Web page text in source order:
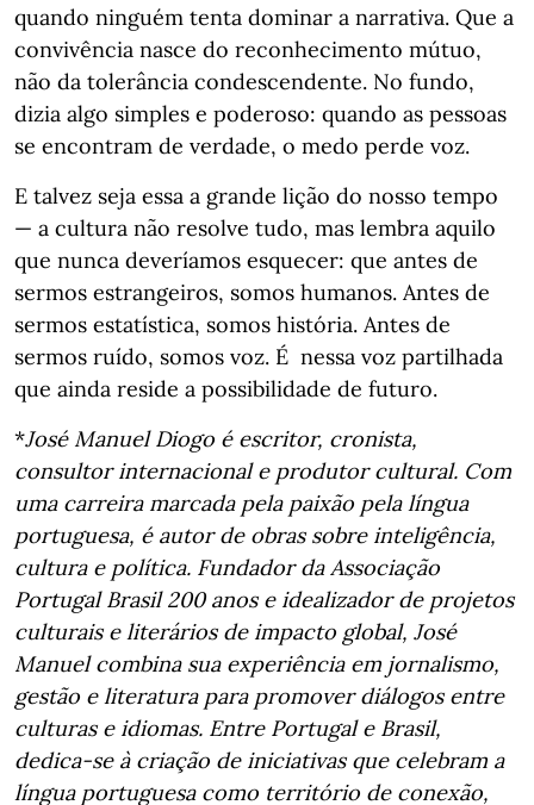
quando ninguém tenta dominar a narrativa. Que a
convivência nasce do reconhecimento mútuo,
não da tolerância condescendente. No fundo,
dizia algo simples e poderoso: quando as pessoas
se encontram de verdade, o medo perde voz.
E talvez seja essa a grande lição do nosso tempo
— a cultura não resolve tudo, mas lembra aquilo
que nunca deveríamos esquecer: que antes de
sermos estrangeiros, somos humanos. Antes de
sermos estatística, somos história. Antes de
sermos ruído, somos voz. É nessa voz partilhada
que ainda reside a possibilidade de futuro.
*José Manuel Diogo é escritor, cronista,
consultor internacional e produtor cultural. Com
uma carreira marcada pela paixão pela língua
portuguesa, é autor de obras sobre inteligência,
cultura e política. Fundador da Associação
Portugal Brasil 200 anos e idealizador de projetos
culturais e literários de impacto global, José
Manuel combina sua experiência em jornalismo,
gestão e literatura para promover diálogos entre
culturas e idiomas. Entre Portugal e Brasil,
dedica-se à criação de iniciativas que celebram a
língua portuguesa como território de conexão,